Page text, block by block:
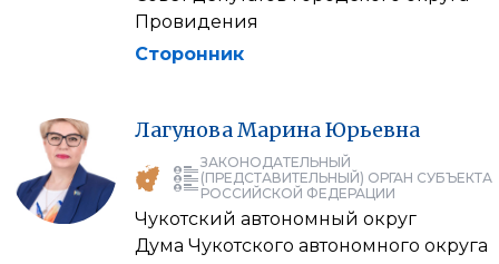
Провидения
Сторонник
ЛагуноваМаринаЮрьевна
ЗАКОНОДАТЕЛЬНЫЙ
(ПРЕДСТАВИТЕЛЬНЫЙ) ОРГАН СУБЪЕКТА
РОССИЙСКОЙ ФЕДЕРАЦИИ
Чукотский автономный округ
Дума Чукотского автономного округа